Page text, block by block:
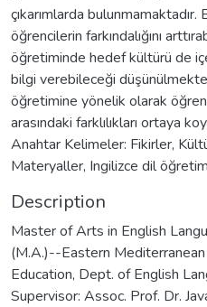
çıkarımlarda bulunmamaktadır.
öğrencilerin farkındalığını
öğretiminde hedef kültürü de
bilgi verebileceği
öğretimine yönelik olarak
arasındaki farklılıkları ortaya
Anahtar Kelimeler: Fikirler,
Materyaller, Ingilizce dil
Description
Master of Arts in English
(M.A.)--Eastern
Education, Dept. of English
Supervisor: Assoc. Prof. Dr.